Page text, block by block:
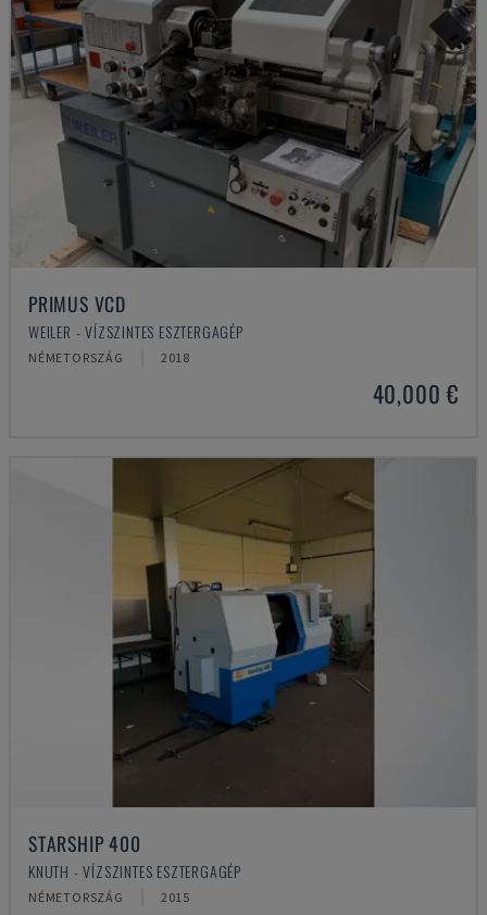
PRIMUS VCD
WEILER - VÍZSZINTES ESZTERGAGÉP
NÉMETORSZÁG 2018
40,000 €
STARSHIP 400
KNUTH - VÍZSZINTES ESZTERGAGÉP
NÉMETORSZÁG 2015